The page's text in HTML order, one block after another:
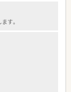
れます。 ■平日は
クライフバラン
境です。
制の導入によっ
けられます。
す。